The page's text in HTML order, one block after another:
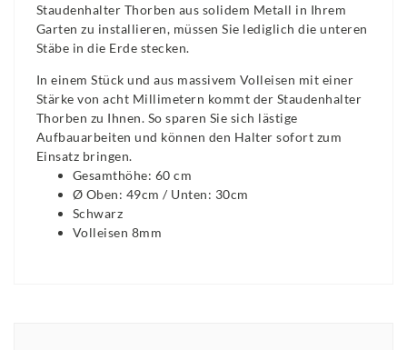
Staudenhalter Thorben aus solidem Metall in Ihrem
Garten zu installieren, müssen Sie lediglich die unteren
Stäbe in die Erde stecken.
In einem Stück und aus massivem Volleisen mit einer
Stärke von acht Millimetern kommt der Staudenhalter
Thorben zu Ihnen. So sparen Sie sich lästige
Aufbauarbeiten und können den Halter sofort zum
Einsatz bringen.
Gesamthöhe: 60 cm
Ø Oben: 49cm / Unten: 30cm
Schwarz
Volleisen 8mm